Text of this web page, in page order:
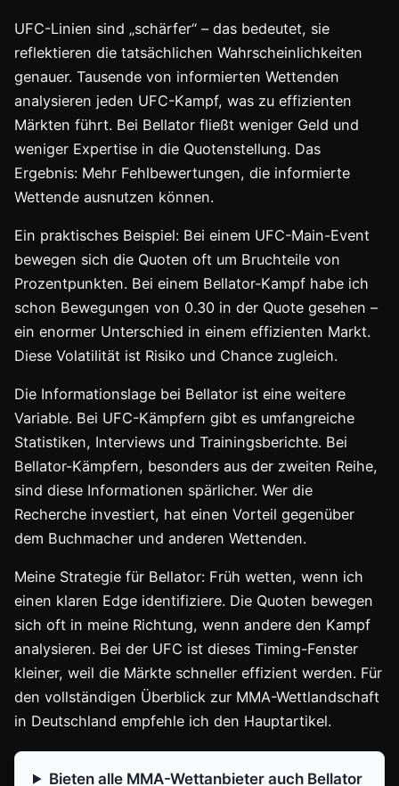
UFC-Linien sind „schärfer“ – das bedeutet, sie
reflektieren die tatsächlichen Wahrscheinlichkeiten
genauer. Tausende von informierten Wettenden
analysieren jeden UFC-Kampf, was zu effizienten
Märkten führt. Bei Bellator fließt weniger Geld und
weniger Expertise in die Quotenstellung. Das
Ergebnis: Mehr Fehlbewertungen, die informierte
Wettende ausnutzen können.
Ein praktisches Beispiel: Bei einem UFC-Main-Event
bewegen sich die Quoten oft um Bruchteile von
Prozentpunkten. Bei einem Bellator-Kampf habe ich
schon Bewegungen von 0.30 in der Quote gesehen –
ein enormer Unterschied in einem effizienten Markt.
Diese Volatilität ist Risiko und Chance zugleich.
Die Informationslage bei Bellator ist eine weitere
Variable. Bei UFC-Kämpfern gibt es umfangreiche
Statistiken, Interviews und Trainingsberichte. Bei
Bellator-Kämpfern, besonders aus der zweiten Reihe,
sind diese Informationen spärlicher. Wer die
Recherche investiert, hat einen Vorteil gegenüber
dem Buchmacher und anderen Wettenden.
Meine Strategie für Bellator: Früh wetten, wenn ich
einen klaren Edge identifiziere. Die Quoten bewegen
sich oft in meine Richtung, wenn andere den Kampf
analysieren. Bei der UFC ist dieses Timing-Fenster
kleiner, weil die Märkte schneller effizient werden. Für
den vollständigen Überblick zur MMA-Wettlandschaft
in Deutschland empfehle ich den Hauptartikel.
Bieten alle MMA-Wettanbieter auch Bellator